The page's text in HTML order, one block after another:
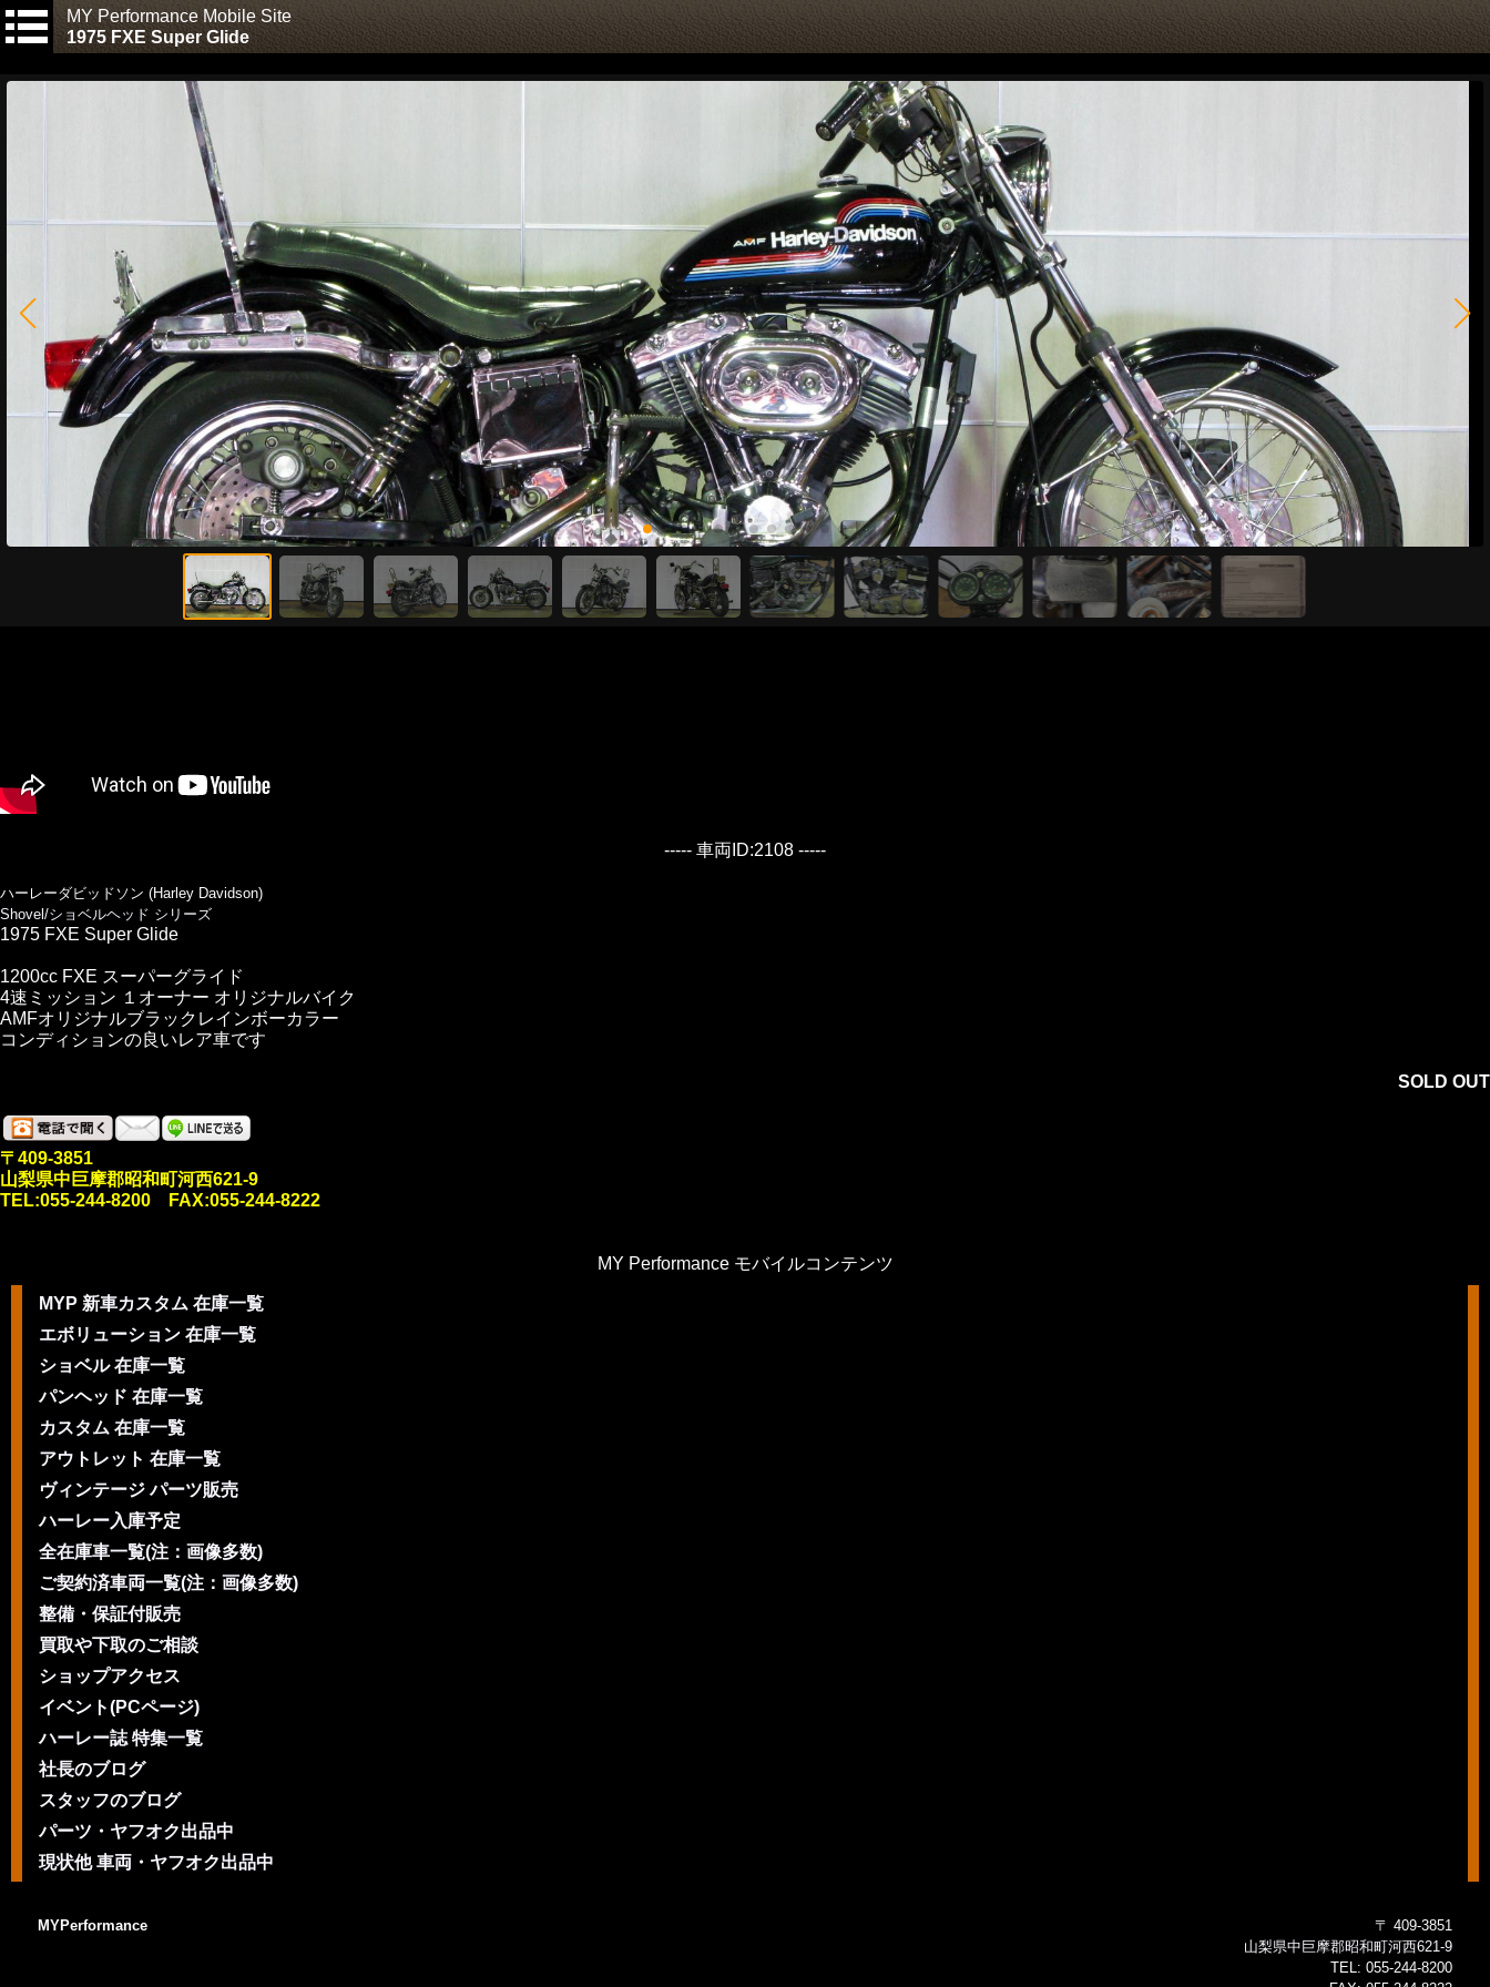
MY Performance Mobile Site
1975 FXE Super Glide
----- 車両ID:2108 -----
ハーレーダビッドソン (Harley Davidson)
Shovel/ショベルヘッド シリーズ
1975 FXE Super Glide
1200cc FXE スーパーグライド
4速ミッション １オーナー オリジナルバイク
AMFオリジナルブラックレインボーカラー
コンディションの良いレア車です
SOLD OUT
〒409-3851
山梨県中巨摩郡昭和町河西621-9
TEL:055-244-8200 FAX:055-244-8222
MY Performance モバイルコンテンツ
MYP 新車カスタム 在庫一覧
エボリューション 在庫一覧
ショベル 在庫一覧
パンヘッド 在庫一覧
カスタム 在庫一覧
アウトレット 在庫一覧
ヴィンテージ パーツ販売
ハーレー入庫予定
全在庫車一覧(注：画像多数)
ご契約済車両一覧(注：画像多数)
整備・保証付販売
買取や下取のご相談
ショップアクセス
イベント(PCページ)
ハーレー誌 特集一覧
社長のブログ
スタッフのブログ
パーツ・ヤフオク出品中
現状他 車両・ヤフオク出品中
MYPerformance
〒 409-3851
山梨県中巨摩郡昭和町河西621-9
TEL: 055-244-8200